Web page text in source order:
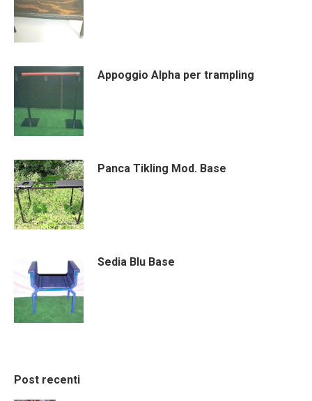
Appoggio Alpha per trampling
Panca Tikling Mod. Base
Sedia Blu Base
Post recenti